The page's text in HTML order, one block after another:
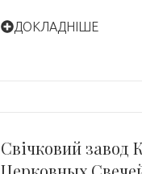
ДОКЛАДНІШЕ
Свічковий завод